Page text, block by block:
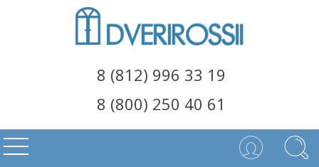
8 (812) 996 33 19
8 (800) 250 40 61